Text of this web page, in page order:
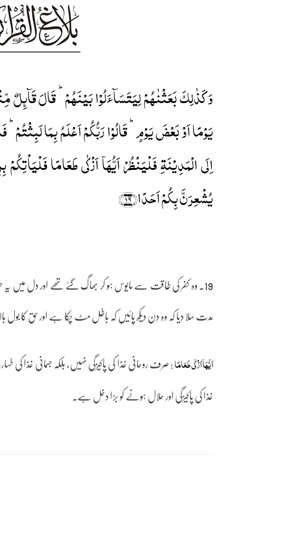
وَ کَذٰلِکَ بَعَثۡنٰہُمۡ لِیَتَسَآءَلُوۡا بَیۡنَہُمۡ ؕ قَالَ قَآئِلٌ
یَوۡمًا اَوۡ بَعۡضَ یَوۡمٍ ؕ قَالُوۡا رَبُّکُمۡ اَعۡلَمُ بِمَا لَبِثۡتُمۡ
اِلَی الۡمَدِیۡنَۃِ فَلۡیَنۡظُرۡ اَیُّہَاۤ اَزۡکٰی طَعَامًا
یُشۡعِرَنَّ بِکُمۡ اَحَدًا﴿۱۹﴾
19۔ وہ کفر کی طاقت سے مایوس ہو کر بھاگ گئے تھے اور دل میں یہ
مدت سلا دیا کہ وہ دن دیکھ پائیں کہ باطل مٹ چکا ہے اور حق کا بول
اَیُّہَاۤ اَزۡکٰی طَعَامًا: صرف روحانی غذا کی پاکیزگی نہیں، بلکہ جسمانی
غذا کی پاکیزگی اور حلال ہونے کو بڑا دخل ہے۔